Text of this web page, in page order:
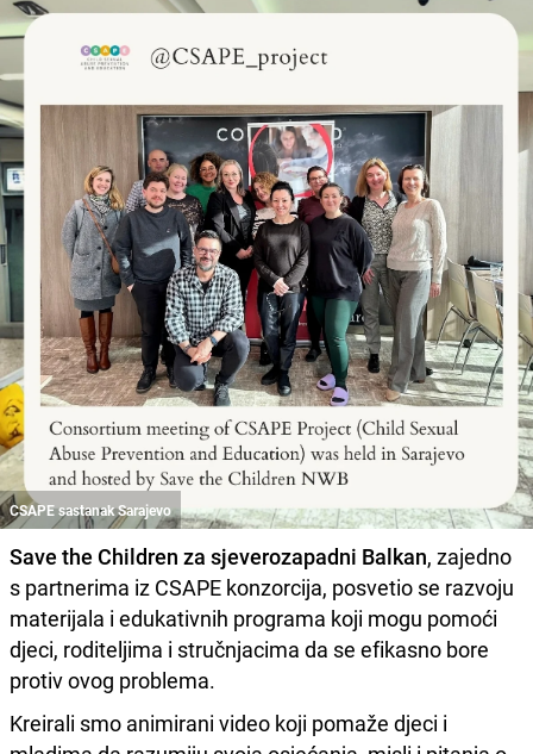
CSAPE sastanak Sarajevo
Save the Children za sjeverozapadni Balkan, zajedno
s partnerima iz CSAPE konzorcija, posvetio se razvoju
materijala i edukativnih programa koji mogu pomoći
djeci, roditeljima i stručnjacima da se efikasno bore
protiv ovog problema.
Kreirali smo animirani video koji pomaže djeci i